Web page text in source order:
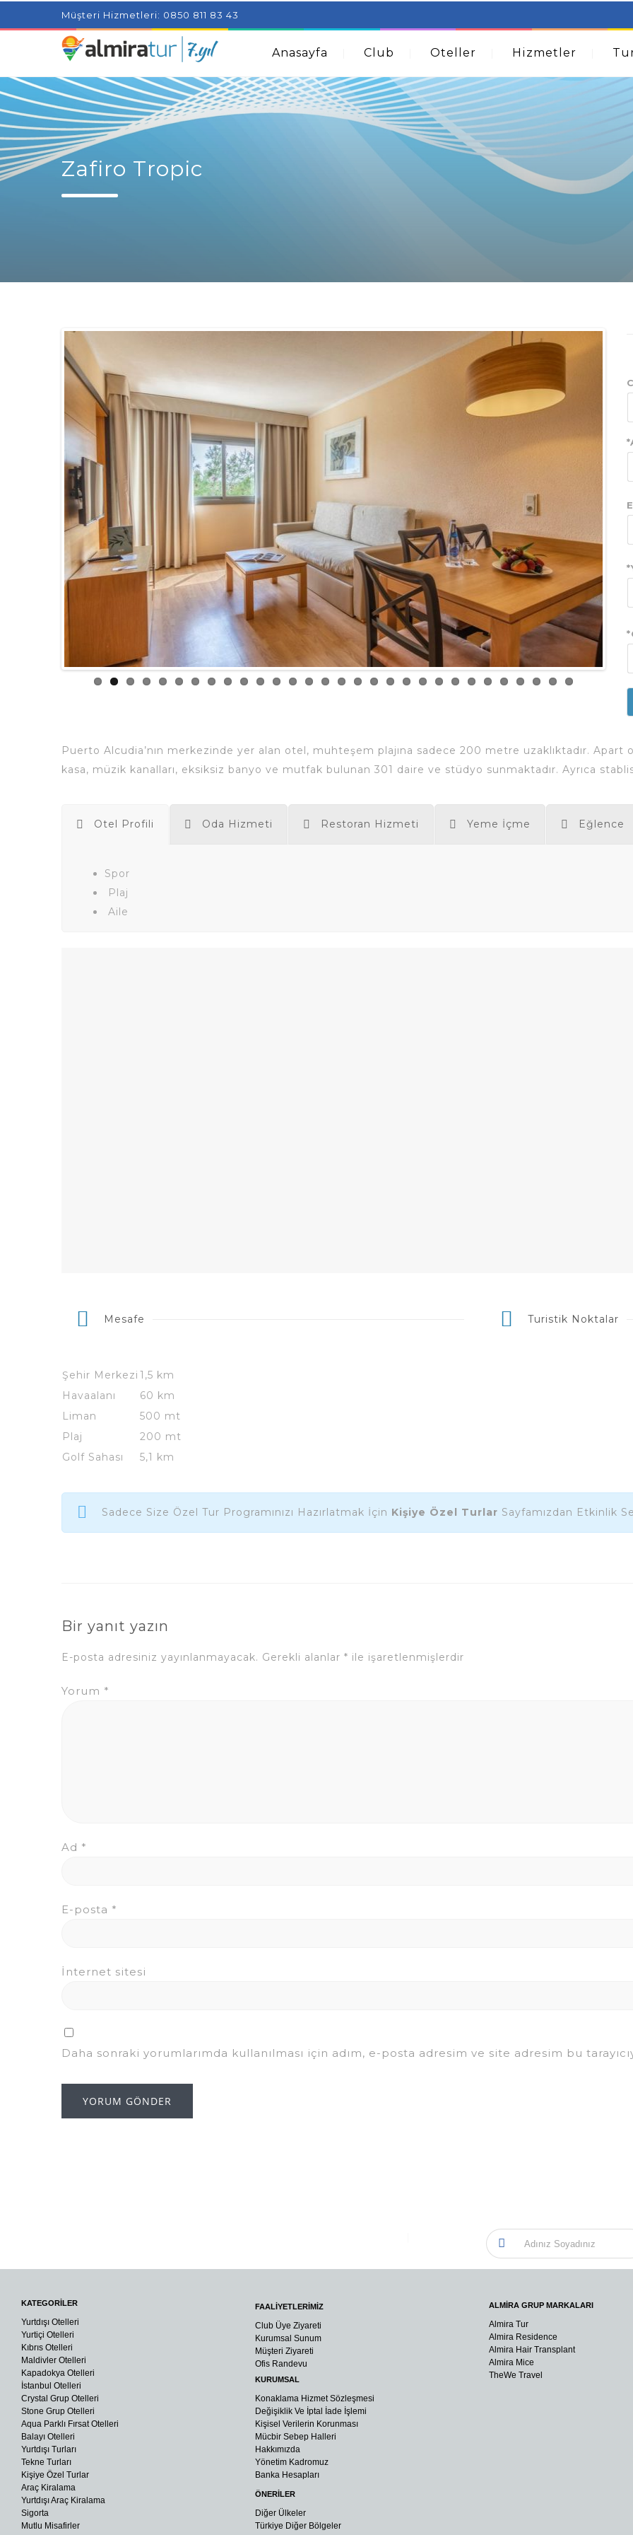
Project Milenial featuring news blogs and tutorials How A
Kids Amazingly Simple Skin Care Tips For People With Acne
Müşteri Hizmetleri: 0850 811 83 43
Anasayfa Club Oteller Hizmetler
Zafiro Tropic
Puerto Alcudia’nın merkezinde yer alan otel, muhteşem plajına sadece 200 metre uzaklıktadır. Apart
kasa, müzik kanalları, eksiksiz banyo ve mutfak bulunan 301 daire ve stüdyo sunmaktadır. Ayrıca
Otel Profili Oda Hizmeti Restoran Hizmeti Yeme İçme Eğlence
Spor
Plaj
Aile
Mesafe
Şehir Merkezi 1,5 km
Havaalanı
60 km
Liman
500 mt
Plaj
200 mt
Golf Sahası
5,1 km
Turistik Noktalar
Sadece Size Özel Tur Programınızı Hazırlatmak İçin Kişiye Özel Turlar Sayfamızdan Etkinlik
Bir yanıt yazın
E-posta adresiniz yayınlanmayacak. Gerekli alanlar * ile işaretlenmişlerdir
Yorum *
Ad *
E-posta *
İnternet sitesi
Daha sonraki yorumlarımda kullanılması için adım, e-posta adresim ve site adresim bu
KATEGORİLER
Yurtdışı Otelleri
Yurtiçi Otelleri
Kıbrıs Otelleri
Maldivler Otelleri
Kapadokya Otelleri
İstanbul Otelleri
Crystal Grup Otelleri
Stone Grup Otelleri
Aqua Parklı Fırsat Otelleri
Balayı Otelleri
Yurtdışı Turları
Tekne Turları
Kişiye Özel Turlar
Araç Kiralama
Yurtdışı Araç Kiralama
Sigorta
Mutlu Misafirler
FAALİYETLERİMİZ
Club Üye Ziyareti
Kurumsal Sunum
Müşteri Ziyareti
Ofis Randevu
KURUMSAL
Konaklama Hizmet Sözleşmesi
Değişiklik Ve İptal İade İşlemi
Kişisel Verilerin Korunması
Mücbir Sebep Halleri
Hakkımızda
Yönetim Kadromuz
Banka Hesapları
ÖNERİLER
Diğer Ülkeler
Türkiye Diğer Bölgeler
ALMİRA GRUP MARKALARI
Almira Tur
Almira Residence
Almira Hair Transplant
Almira Mice
TheWe Travel